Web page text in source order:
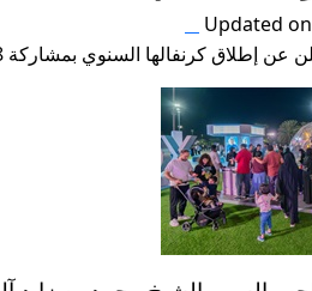
Updated on